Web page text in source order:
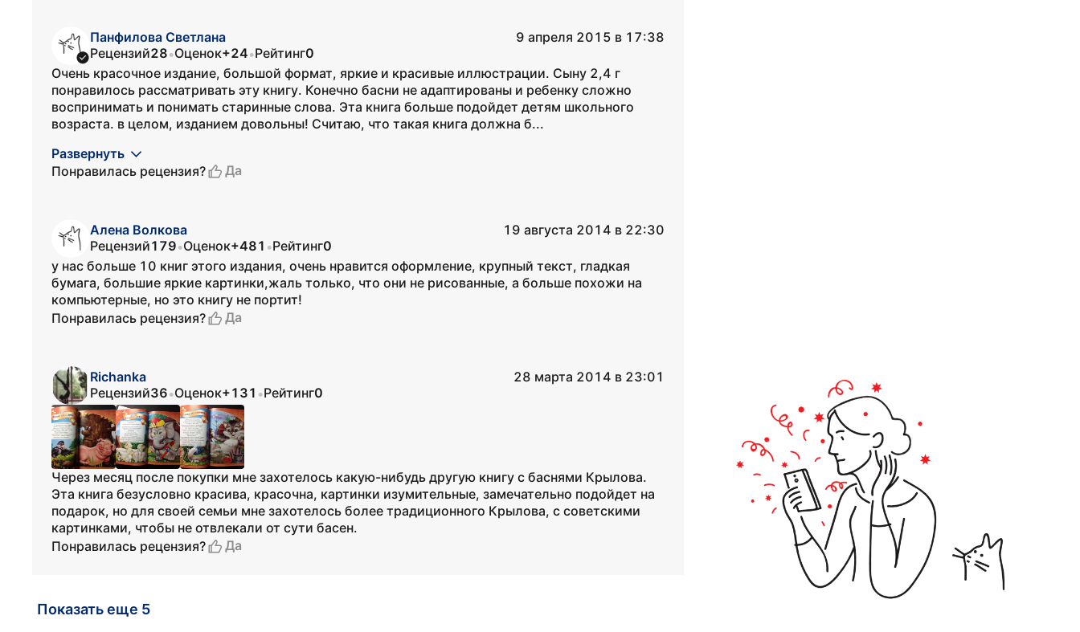
Панфилова Светлана
9 апреля 2015 в 17:38
Рецензий28•Оценок+24•Рейтинг0
Очень красочное издание, большой формат, яркие и красивые иллюстрации. Сыну 2,4 г
понравилось рассматривать эту книгу. Конечно басни не адаптированы и ребенку сложно
воспринимать и понимать старинные слова. Эта книга больше подойдет детям школьного
возраста. в целом, изданием довольны! Считаю, что такая книга должна б...
Развернуть
Понравилась рецензия?
Да
Алена Волкова
19 августа 2014 в 22:30
Рецензий179•Оценок+481 •Рейтинг0
у нас больше 10 книг этого издания, очень нравится оформление, крупный текст, гладкая
бумага, большие яркие картинки,жаль только, что они не рисованные, а больше похожи на
компьютерные, но это книгу не портит!
Понравилась рецензия?
Да
Richanka
28 марта 2014 в 23:01
Рецензий36•Оценок+131 •Рейтинг0
Через месяц после покупки мне захотелось какую-нибудь другую книгу с баснями Крылова.
Эта книга безусловно красива, красочна, картинки изумительные, замечательно подойдет на
подарок, но для своей семьи мне захотелось более традиционного Крылова, с советскими
картинками, чтобы не отвлекали от сути басен.
Понравилась рецензия?
Да
Показать еще 5